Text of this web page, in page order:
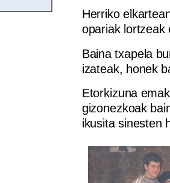
Herriko
opariak lortzeak
Baina txapela
izateak, honek
Etorkizuna
gizonezkoak
ikusita sinesten